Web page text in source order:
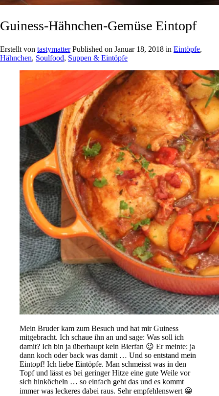
Guiness-Hähnchen-Gemüse Eintopf
Erstellt von tastymatter Published on Januar 18, 2018 in Eintöpfe,
Hähnchen, Soulfood, Suppen & Eintöpfe
Mein Bruder kam zum Besuch und hat mir Guiness
mitgebracht. Ich schaue ihn an und sage: Was soll ich
damit? Ich bin ja überhaupt kein Bierfan 😉 Er meinte: ja
dann koch oder back was damit … Und so entstand mein
Eintopf! Ich liebe Eintöpfe. Man schmeisst was in den
Topf und lässt es bei geringer Hitze eine gute Weile vor
sich hinköcheln … so einfach geht das und es kommt
immer was leckeres dabei raus. Sehr empfehlenswert 😀